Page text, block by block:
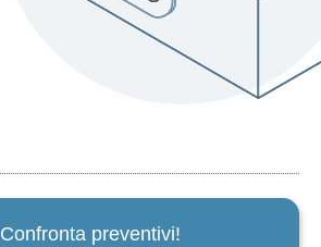
eConfronta preventivi!